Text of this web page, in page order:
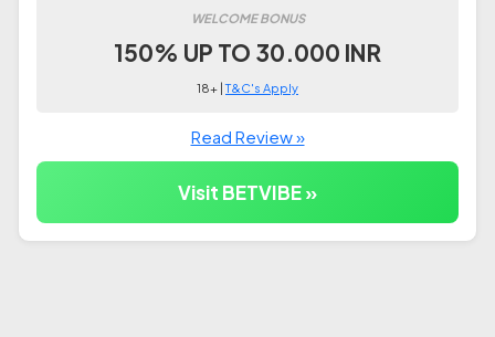
WELCOME BONUS
150% UP TO 30.000 INR
18+ |T&C's Apply
Read Review »
Visit BETVIBE »